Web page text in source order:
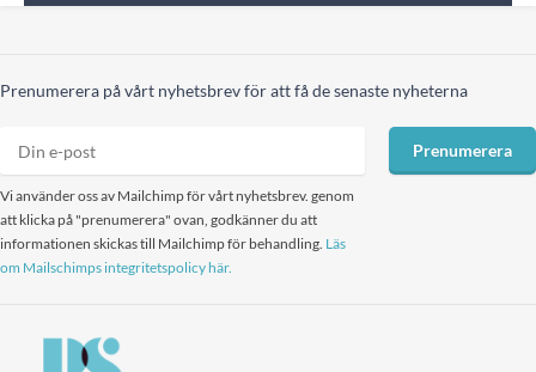
Prenumerera på vårt nyhetsbrev för att få de senaste nyheterna
Vi använder oss av Mailchimp för vårt nyhetsbrev. genom
att klicka på "prenumerera" ovan, godkänner du att
informationen skickas till Mailchimp för behandling. Läs
om Mailschimps integritetspolicy här.
Prenumerera